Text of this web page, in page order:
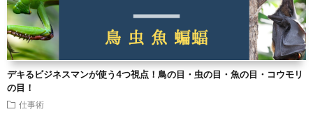
デキるビジネスマンが使う4つ視点！鳥の目・虫の目・魚の目・コウモリ
の目！
仕事術